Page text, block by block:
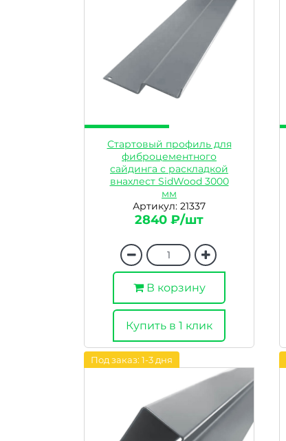
Стартовый профиль для
фиброцементного
сайдинга с раскладкой
внахлест SidWood 3000
мм
Артикул: 21337
2840 ₽/шт
В корзину
Купить в 1 клик
Под заказ: 1-3 дня